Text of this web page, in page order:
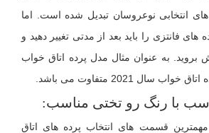
های انتخابی نوعروسان تبدیل شده است. اما
های فانتزی را باید بعد از مدتی تغییر دهید و
بروید. به عنوان مثال مدل پرده اتاق خواب
با رنگ رو تختی مناسب:
قسمت های انتخاب پرده های اتاق